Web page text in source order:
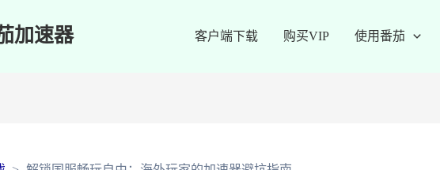
加速器 客户端下载 购买VIP 使用番茄